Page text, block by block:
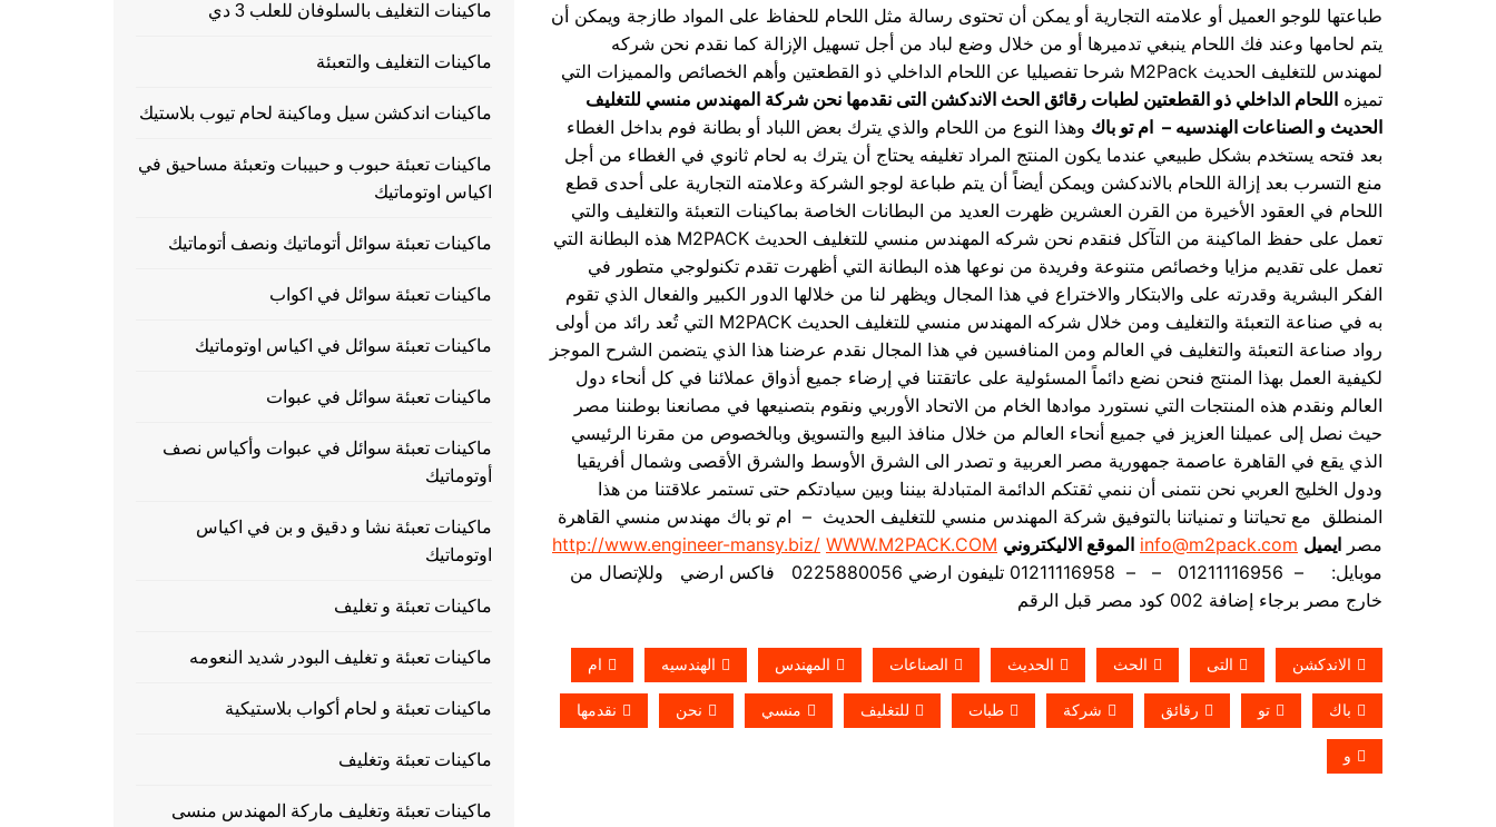
طباعتها للوجو العميل أو علامته التجارية أو يمكن أن تحتوى رسالة مثل اللحام للحفاظ على المواد طازجة ويمكن أن
يتم لحامها وعند فك اللحام ينبغي تدميرها أو من خلال وضع لباد من أجل تسهيل الإزالة كما نقدم نحن شركه
لمهندس للتغليف الحديث M2Pack شرحا تفصيليا عن اللحام الداخلي ذو القطعتين وأهم الخصائص والمميزات التي
تميزه اللحام الداخلي ذو القطعتين لطبات رقائق الحث الاندكشن التى نقدمها نحن شركة المهندس منسي للتغليف
الحديث و الصناعات الهندسيه – ام تو باك وهذا النوع من اللحام والذي يترك بعض اللباد أو بطانة فوم بداخل الغطاء
بعد فتحه يستخدم بشكل طبيعي عندما يكون المنتج المراد تغليفه يحتاج أن يترك به لحام ثانوي في الغطاء من أجل
منع التسرب بعد إزالة اللحام بالاندكشن ويمكن أيضاً أن يتم طباعة لوجو الشركة وعلامته التجارية على أحدى قطع
اللحام في العقود الأخيرة من القرن العشرين ظهرت العديد من البطانات الخاصة بماكينات التعبئة والتغليف والتي
تعمل على حفظ الماكينة من التآكل فنقدم نحن شركه المهندس منسي للتغليف الحديث M2PACK هذه البطانة التي
تعمل على تقديم مزايا وخصائص متنوعة وفريدة من نوعها هذه البطانة التي أظهرت تقدم تكنولوجي متطور في
الفكر البشرية وقدرته على والابتكار والاختراع في هذا المجال ويظهر لنا من خلالها الدور الكبير والفعال الذي تقوم
به في صناعة التعبئة والتغليف ومن خلال شركه المهندس منسي للتغليف الحديث M2PACK التي تُعد رائد من أولى
رواد صناعة التعبئة والتغليف في العالم ومن المنافسين في هذا المجال نقدم عرضنا هذا الذي يتضمن الشرح الموجز
لكيفية العمل بهذا المنتج فنحن نضع دائماً المسئولية على عاتقتنا في إرضاء جميع أذواق عملائنا في كل أنحاء دول
العالم ونقدم هذه المنتجات التي نستورد موادها الخام من الاتحاد الأوربي ونقوم بتصنيعها في مصانعنا بوطننا مصر
حيث نصل إلى عميلنا العزيز في جميع أنحاء العالم من خلال منافذ البيع والتسويق وبالخصوص من مقرنا الرئيسي
الذي يقع في القاهرة عاصمة جمهورية مصر العربية و تصدر الى الشرق الأوسط والشرق الأقصى وشمال أفريقيا
ودول الخليج العربي نحن نتمنى أن ننمي ثقتكم الدائمة المتبادلة بيننا وبين سيادتكم حتى تستمر علاقتنا من هذا
المنطلق مع تحياتنا و تمنياتنا بالتوفيق شركة المهندس منسي للتغليف الحديث – ام تو باك مهندس منسي القاهرة
مصر ايميل info@m2pack.com الموقع الاليكتروني http://www.engineer-mansy.biz/ WWW.M2PACK.COM
موبايل: – 01211116956 – – 01211116958 تليفون ارضي 0225880056 فاكس ارضي
وللإتصال من
خارج مصر برجاء إضافة 002 كود مصر قبل الرقم
الاندكشن التى الحث الحديث الصناعات المهندس الهندسيه ام
باك تو رقائق شركة طبات للتغليف منسي نحن نقدمها
و
ماكينات التغليف بالسلوفان للعلب 3 دي
ماكينات التغليف والتعبئة
ماكينات اندكشن سيل وماكينة لحام تيوب بلاستيك
ماكينات تعبئة حبوب و حبيبات وتعبئة مساحيق في
اكياس اوتوماتيك
ماكينات تعبئة سوائل أتوماتيك ونصف أتوماتيك
ماكينات تعبئة سوائل في اكواب
ماكينات تعبئة سوائل في اكياس اوتوماتيك
ماكينات تعبئة سوائل في عبوات
ماكينات تعبئة سوائل في عبوات وأكياس نصف
أوتوماتيك
ماكينات تعبئة نشا و دقيق و بن في اكياس
اوتوماتيك
ماكينات تعبئة و تغليف
ماكينات تعبئة و تغليف البودر شديد النعومه
ماكينات تعبئة و لحام أكواب بلاستيكية
ماكينات تعبئة وتغليف
ماكينات تعبئة وتغليف ماركة المهندس منسى